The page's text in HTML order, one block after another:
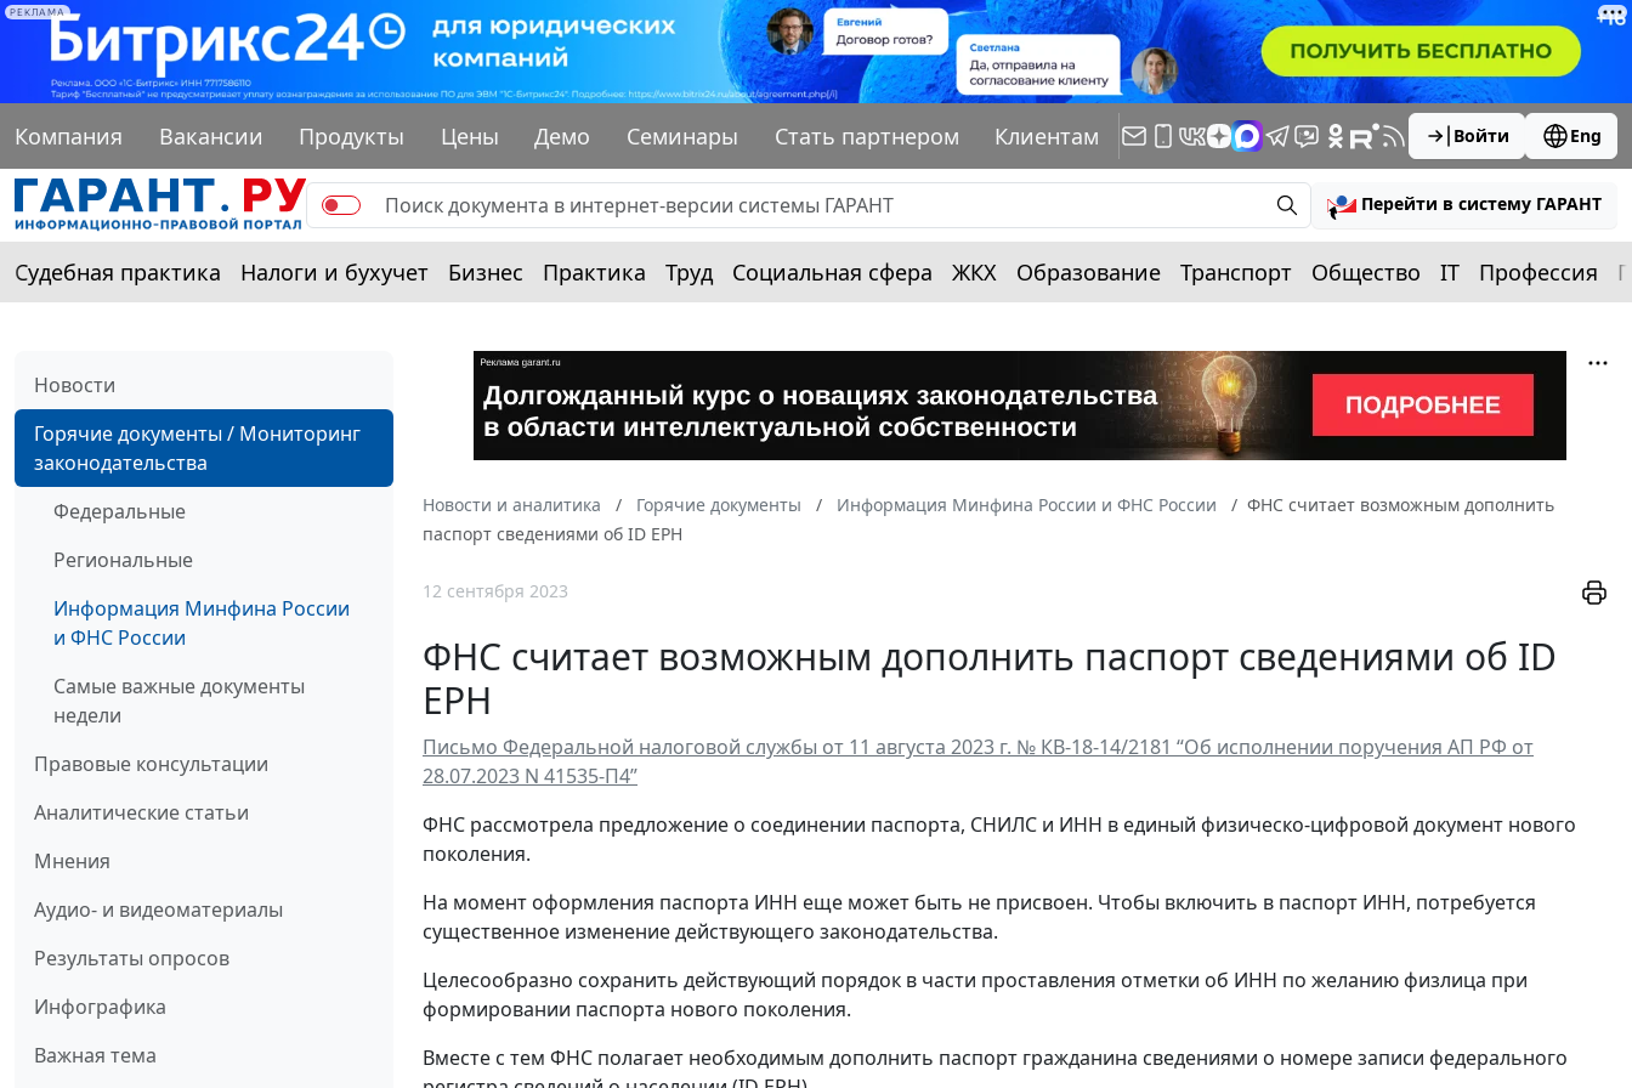
РЕКЛАМА
Компания Вакансии Продукты Цены Демо Семинары Стать партнером Клиентам Войти Eng
Перейти в систему ГАРАНТ
Судебная практика Налоги и бухучет Бизнес Практика Труд Социальная сфера ЖКХ Образование Транспорт Общество IT Профессия
Новости
Горячие документы / Мониторинг
законодательства
Федеральные
Региональные
Информация Минфина России
и ФНС России
Самые важные документы
недели
Правовые консультации
Аналитические статьи
Мнения
Аудио- и видеоматериалы
Результаты опросов
Инфографика
Важная тема
Новости и аналитика Горячие документы Информация Минфина России и ФНС России
ФНС считает возможным дополнить
паспорт сведениями об ID ЕРН
12 сентября 2023
ФНС считает возможным дополнить паспорт сведениями об ID
ЕРН
Письмо Федеральной налоговой службы от 11 августа 2023 г. № КВ-18-14/2181 “Об исполнении поручения АП РФ от
28.07.2023 N 41535-П4”
ФНС рассмотрела предложение о соединении паспорта, СНИЛС и ИНН в единый физическо-цифровой документ нового
поколения.
На момент оформления паспорта ИНН еще может быть не присвоен. Чтобы включить в паспорт ИНН, потребуется
существенное изменение действующего законодательства.
Целесообразно сохранить действующий порядок в части проставления отметки об ИНН по желанию физлица при
формировании паспорта нового поколения.
Вместе с тем ФНС полагает необходимым дополнить паспорт гражданина сведениями о номере записи федерального